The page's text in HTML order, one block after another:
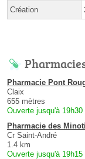
Création
Pharmacie Pont
Claix
655 mètres
Ouverte jusqu'à 19h30
Pharmacie des
Cr Saint-André
1.4 km
Ouverte jusqu'à 19h15